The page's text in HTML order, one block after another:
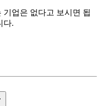
기업은 없다고 보시면 됩
다.